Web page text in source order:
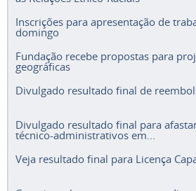
Inscrições para apresentação de
domingo
Fundação recebe propostas para
geográficas
Divulgado resultado final de
Divulgado resultado final para
técnico-administrativos em...
Veja resultado final para Licença